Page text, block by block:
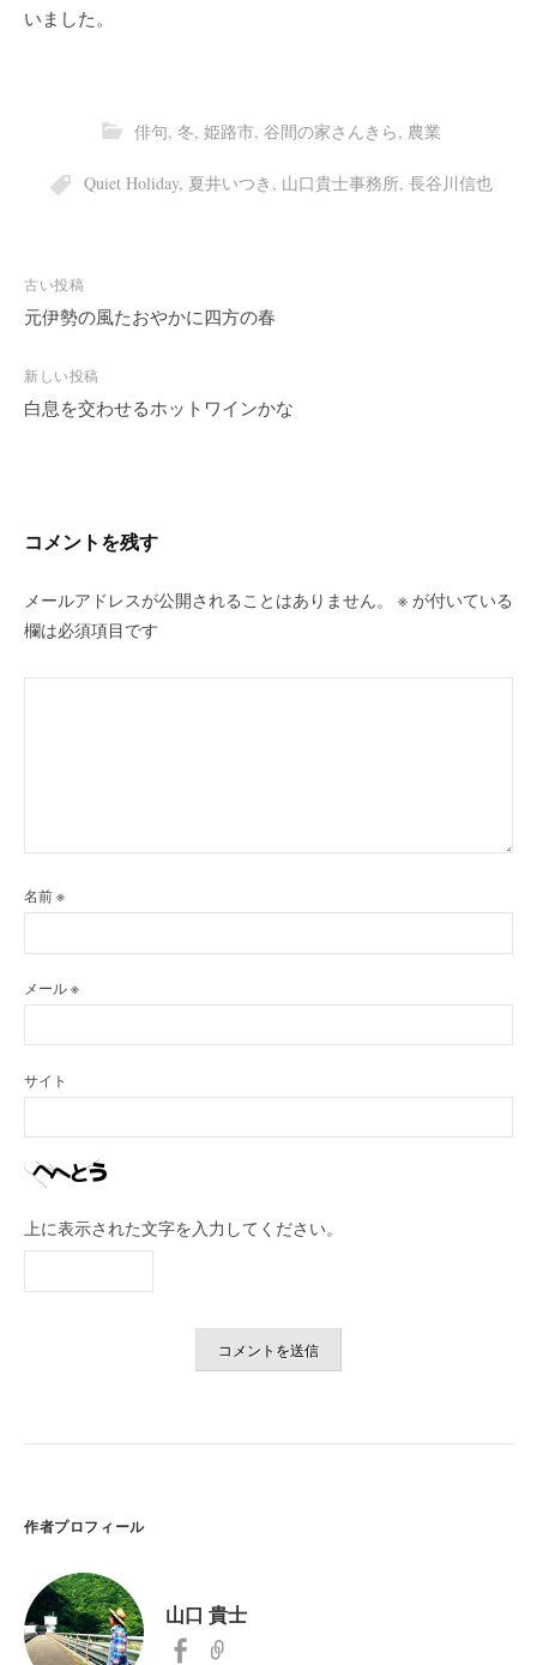
いました。
俳句, 冬, 姫路市, 谷間の家さんきら, 農業
Quiet Holiday, 夏井いつき , 山口貴士事務所, 長谷川信也
投
稿
ビ
ゲ
ン
古い投稿
元伊勢の風たおやかに四方の春
新しい投稿
白息を交わせるホットワインかな
コメントを残す
メールアドレスが公開されることはありません。 ※ が付いている
欄は必須項目です
名前※
メール※
サイト
上に表示された文字を入力してください。
作者プロフィール
山口 貴士